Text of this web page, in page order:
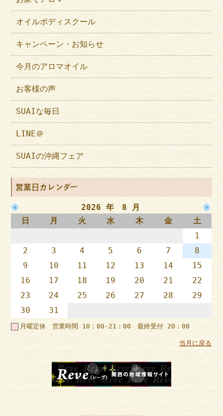
オイルボディスクール
キャンペーン・お知らせ
今月のアロマオイル
お客様の声
SUAIな毎日
LINE＠
SUAIの沖縄フェア
営業日カレンダー
2026 年 8 月
日
月 火 水 木 金
土
1
2
3 4 5 6 7
8
9
10 11 12 13 14
15
16
17 18 19 20 21
22
23
24 25 26 27 28
29
30
31
月曜定休 営業時間 10：00-21：00 最終受付 20：00
当月に戻る